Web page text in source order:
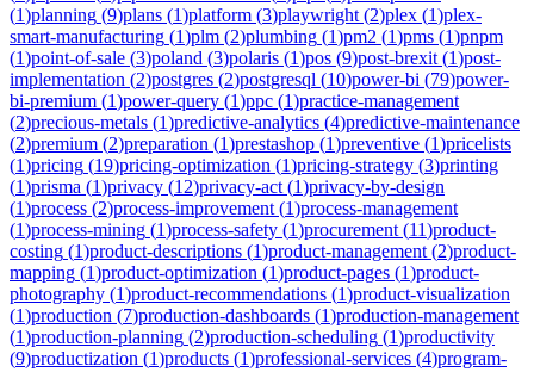
(1)planning (9)plans (1)platform (3)playwright (2)plex (1)plex-
smart-manufacturing (1)plm (2)plumbing (1)pm2 (1)pms (1)pnpm
(1)point-of-sale (3)poland (3)polaris (1)pos (9)post-brexit (1)post-
implementation (2)postgres (2)postgresql (10)power-bi (79)power-
bi-premium (1)power-query (1)ppc (1)practice-management
(2)precious-metals (1)predictive-analytics (4)predictive-maintenance
(2)premium (2)preparation (1)prestashop (1)preventive (1)pricelists
(1)pricing (19)pricing-optimization (1)pricing-strategy (3)printing
(1)prisma (1)privacy (12)privacy-act (1)privacy-by-design
(1)process (2)process-improvement (1)process-management
(1)process-mining (1)process-safety (1)procurement (11)product-
costing (1)product-descriptions (1)product-management (2)product-
mapping (1)product-optimization (1)product-pages (1)product-
photography (1)product-recommendations (1)product-visualization
(1)production (7)production-dashboards (1)production-management
(1)production-planning (2)production-scheduling (1)productivity
(9)productization (1)products (1)professional-services (4)program-